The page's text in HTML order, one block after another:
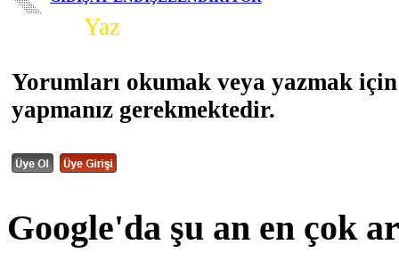
Yaz
Yorumları okumak veya yazmak
yapmanız gerekmektedir.
Google'da şu an en çok